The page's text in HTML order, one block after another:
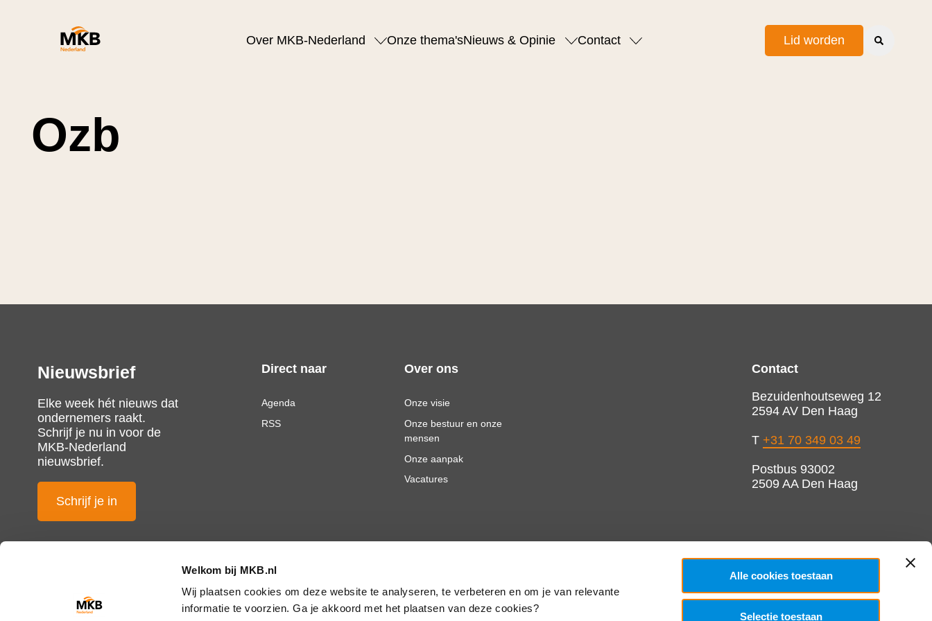
Welkom bij MKB.nl
Wij plaatsen cookies om deze website te analyseren, te verbeteren en om je van relevante
informatie te voorzien. Ga je akkoord met het plaatsen van deze cookies?
Alle cookies toestaan
Selectie toestaan
Over MKB-Nederland Onze thema'sNieuws & Opinie Contact Lid worden
Ozb
Nieuwsbrief
Elke week hét nieuws dat
ondernemers raakt.
Schrijf je nu in voor de
MKB-Nederland
nieuwsbrief.
Schrijf je in
Direct naar
Agenda
RSS
Over ons
Onze visie
Onze bestuur en onze
mensen
Onze aanpak
Vacatures
Contact
Bezuidenhoutseweg 12
2594 AV Den Haag
T +31 70 349 03 49
Postbus 93002
2509 AA Den Haag